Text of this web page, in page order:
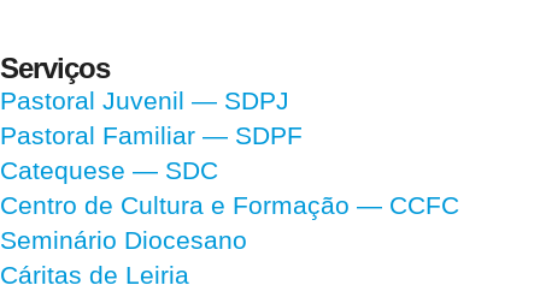
Serviços
Pastoral Juvenil — SDPJ
Pastoral Familiar — SDPF
Catequese — SDC
Centro de Cultura e Formação — CCFC
Seminário Diocesano
Cáritas de Leiria